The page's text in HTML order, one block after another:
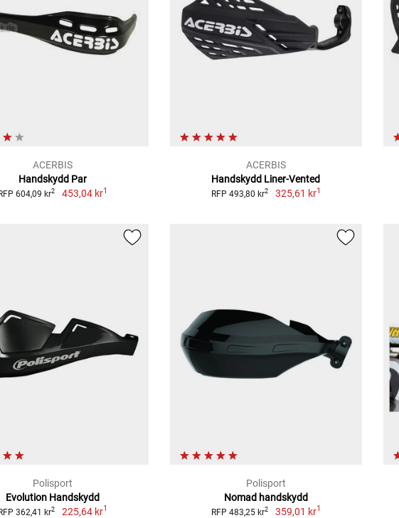
ACERBIS
Handskydd Par
604,09 kr2 453,04 kr1
ACERBIS
Handskydd Liner-Vented
RFP 493,80 kr2 325,61 kr1
Polisport
Evolution Handskydd
362,41 kr2 225,64 kr1
Polisport
Nomad handskydd
RFP 483,25 kr2 359,01 kr1